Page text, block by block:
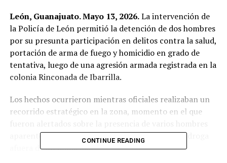
León, Guanajuato. Mayo 13, 2026.La intervención de
la Policía de León permitió la detención de dos hombres
por su presunta participación en delitos contra la salud,
portación de arma de fuego y homicidio en grado de
tentativa, luego de una agresión armada registrada en la
colonia Rinconada de Ibarrilla.
Los hechos ocurrieron mientras oficiales realizaban un
recorrido estratégico en la zona, momento en el que
aparentemente en posesión de diversas dosis de droga
afuera de un domicilio.
CONTINUE READING